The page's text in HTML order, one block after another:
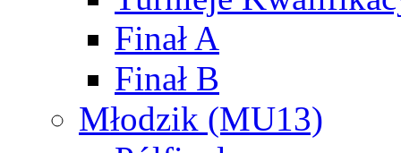
Finał A
Finał B
Młodzik (MU13)